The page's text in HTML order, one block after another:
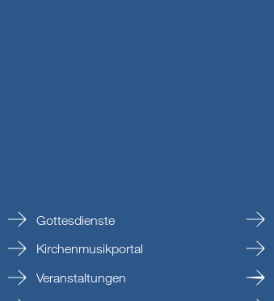
Gottesdienste
Kirchenmusikportal
Veranstaltungen